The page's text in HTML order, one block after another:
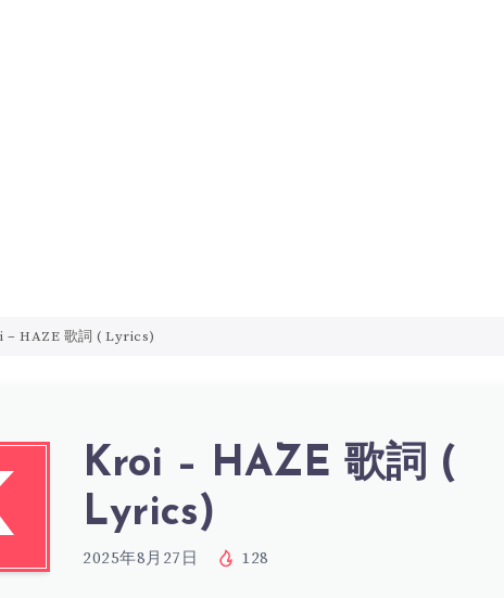
– HAZE 歌詞 ( Lyrics)
Kroi – HAZE 歌詞 (
Lyrics)
2025年8月27日 128